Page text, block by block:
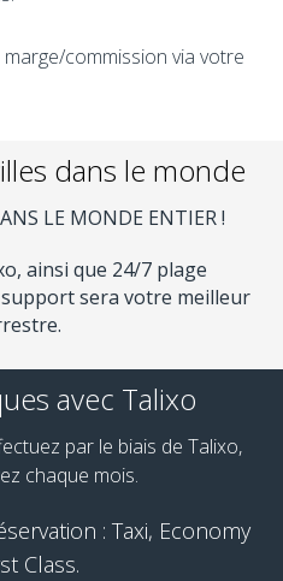
commission via votre
dans le monde
LE MONDE ENTIER !
ainsi que 24/7 plage
sera votre meilleur
avec Talixo
par le biais de Talixo,
chaque mois.
: Taxi, Economy
Class.